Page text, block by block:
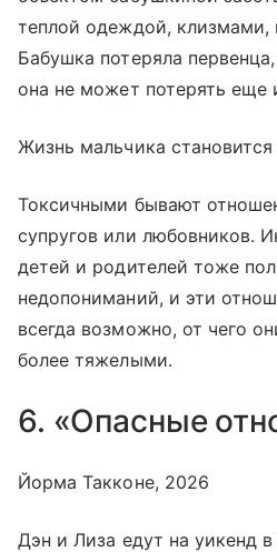
теплой одеждой, клизмами,
Бабушка потеряла
она не может потерять еще
Жизнь мальчика
Токсичными бывают
супругов или любовников.
детей и родителей тоже
недопониманий, и эти
всегда возможно, от чего
более тяжелыми.
6. «Опасные
Йорма Такконе, 2026
Дэн и Лиза едут на уикенд